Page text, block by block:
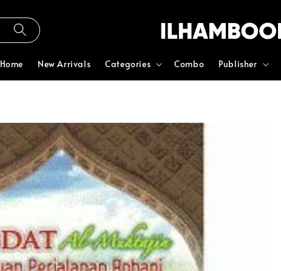
Home New Arrivals Categories Combo Publisher